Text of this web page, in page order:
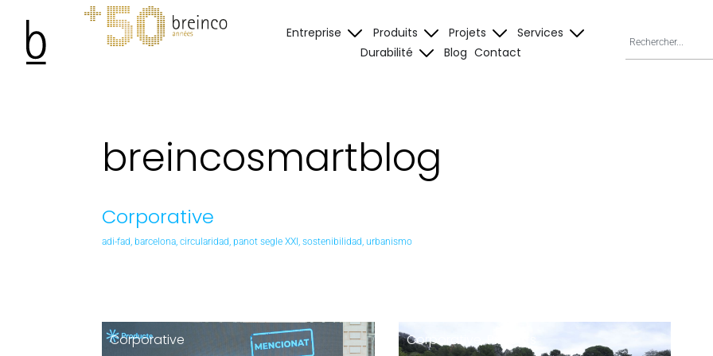
Entreprise Produits Projets
Services
Durabilité
Blog Contact
breincosmartblog
Corporative
adi-fad, barcelona, circularidad, panot segle XXI , sostenibilidad, urbanismo
Corporative Corporative ,Projects